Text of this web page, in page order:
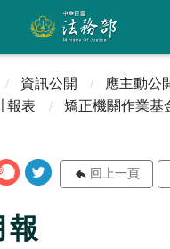
資訊公開
應主動公
報表
矯正機關作業基
回上一頁
報